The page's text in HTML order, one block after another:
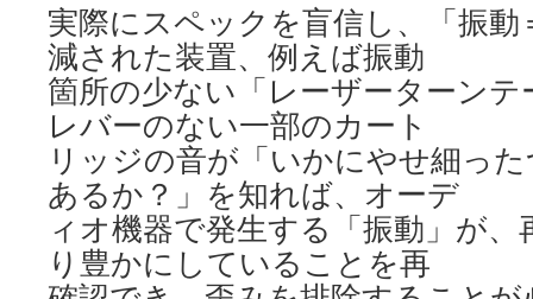
実際にスペックを盲信し、「振
減された装置、例えば振動
箇所の少ない「レーザーターン
レバーのない一部のカート
リッジの音が「いかにやせ細っ
あるか？」を知れば、オーデ
ィオ機器で発生する「振動」が
り豊かにしていることを再